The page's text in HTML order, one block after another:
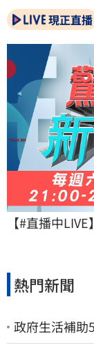
現正直播
【#直播中
熱門新聞
政府生活補助